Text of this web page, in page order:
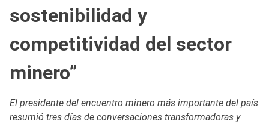
sostenibilidad y
competitividad del sector
minero”
El presidente del encuentro minero más importante del país
resumió tres días de conversaciones transformadoras y